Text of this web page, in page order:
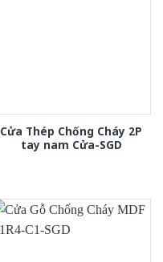
Cửa Thép Chống Cháy 2P
tay nam Cửa-SGD